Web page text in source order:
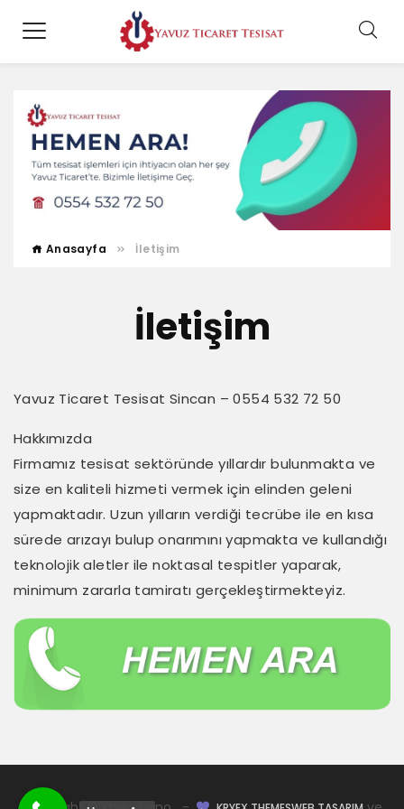
Anasayfa İletişim
İletişim
Yavuz Ticaret Tesisat Sincan – 0554 532 72 50
Hakkımızda
Firmamız tesisat sektöründe yıllardır bulunmakta ve
size en kaliteli hizmeti vermek için elinden geleni
yapmaktadır. Uzun yılların verdiği tecrübe ile en kısa
sürede arızayı bulup onarımını yapmakta ve kullandığı
teknolojik aletler ile noktasal tespitler yaparak,
minimum zararla tamiratı gerçekleştirmekteyiz.